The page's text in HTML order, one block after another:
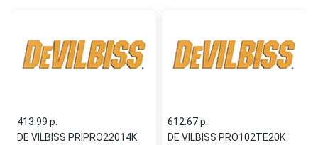
413.99 p.
DE VILBISS·PRIPRO22014K
612.67 p.
DE VILBISS·PRO102TE20K